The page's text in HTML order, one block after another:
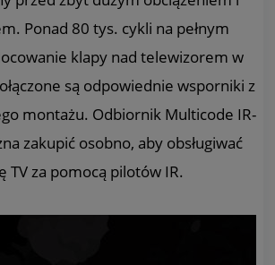
Ponad 80 tys. cykli na pełnym
klapy nad telewizorem w
są odpowiednie wsporniki z
montażu. Odbiornik Multicode IR-
zakupić osobno, aby obsługiwać
TV za pomocą pilotów IR.